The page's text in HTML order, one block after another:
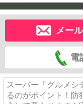
メー
電
スーパー「グルメシ
るのがポイント！防